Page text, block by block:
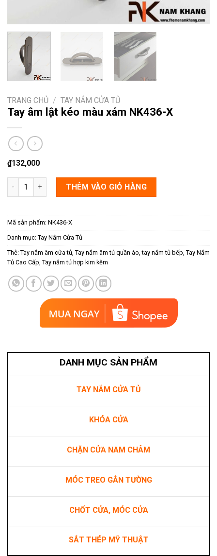
TRANG CHỦ / TAY NẮM CỬA TỦ
Tay âm lật kéo màu xám NK436-X
₫132,000
Tay âm lật kéo màu xám NK436-X số lượng
THÊM VÀO GIỎ HÀNG
Mã sản phẩm: NK436-X
Danh mục: Tay Nắm Cửa Tủ
Thẻ: Tay nắm âm cửa tủ Tay nắm âm tủ quần áo ,tay nắm tủ bếp Tay Nắm
Tủ Cao Cấp Tay nắm tủ hợp kim kẽm
DANH MỤC SẢN PHẨM
TAY NẮM CỬA TỦ
KHÓA CỬA
CHẶN CỬA NAM CHÂM
MÓC TREO GẮN TƯỜNG
CHỐT CỬA, MÓC CỬA
SẮT THÉP MỸ THUẬT